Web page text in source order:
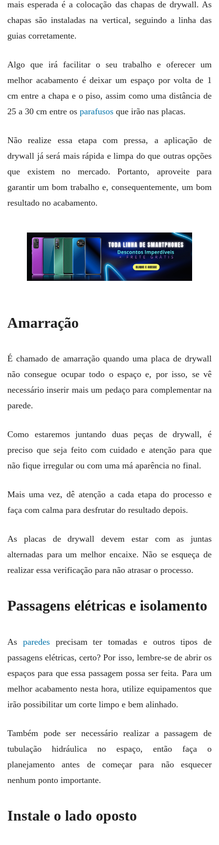
mais esperada é a colocação das chapas de drywall. As
chapas são instaladas na vertical, seguindo a linha das
guias corretamente.
Algo que irá facilitar o seu trabalho e oferecer um
melhor acabamento é deixar um espaço por volta de 1
cm entre a chapa e o piso, assim como uma distância de
25 a 30 cm entre os parafusos que irão nas placas.
Não realize essa etapa com pressa, a aplicação de
drywall já será mais rápida e limpa do que outras opções
que existem no mercado. Portanto, aproveite para
garantir um bom trabalho e, consequentemente, um bom
resultado no acabamento.
Amarração
É chamado de amarração quando uma placa de drywall
não consegue ocupar todo o espaço e, por isso, se vê
necessário inserir mais um pedaço para complementar na
parede.
Como estaremos juntando duas peças de drywall, é
preciso que seja feito com cuidado e atenção para que
não fique irregular ou com uma má aparência no final.
Mais uma vez, dê atenção a cada etapa do processo e
faça com calma para desfrutar do resultado depois.
As placas de drywall devem estar com as juntas
alternadas para um melhor encaixe. Não se esqueça de
realizar essa verificação para não atrasar o processo.
Passagens elétricas e isolamento
As paredesprecisam ter tomadas e outros tipos de
passagens elétricas, certo? Por isso, lembre-se de abrir os
espaços para que essa passagem possa ser feita. Para um
melhor acabamento nesta hora, utilize equipamentos que
irão possibilitar um corte limpo e bem alinhado.
Também pode ser necessário realizar a passagem de
tubulação hidráulica no espaço, então faça o
planejamento antes de começar para não esquecer
nenhum ponto importante.
Instale o lado oposto